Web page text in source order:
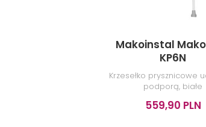
Makoinstal
KP6N
Krzesełko prysznicowe
podporą, białe
559,90 PLN